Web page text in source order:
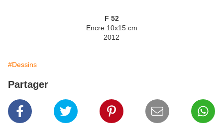
F 52
Encre 10x15 cm
2012
#Dessins
Partager